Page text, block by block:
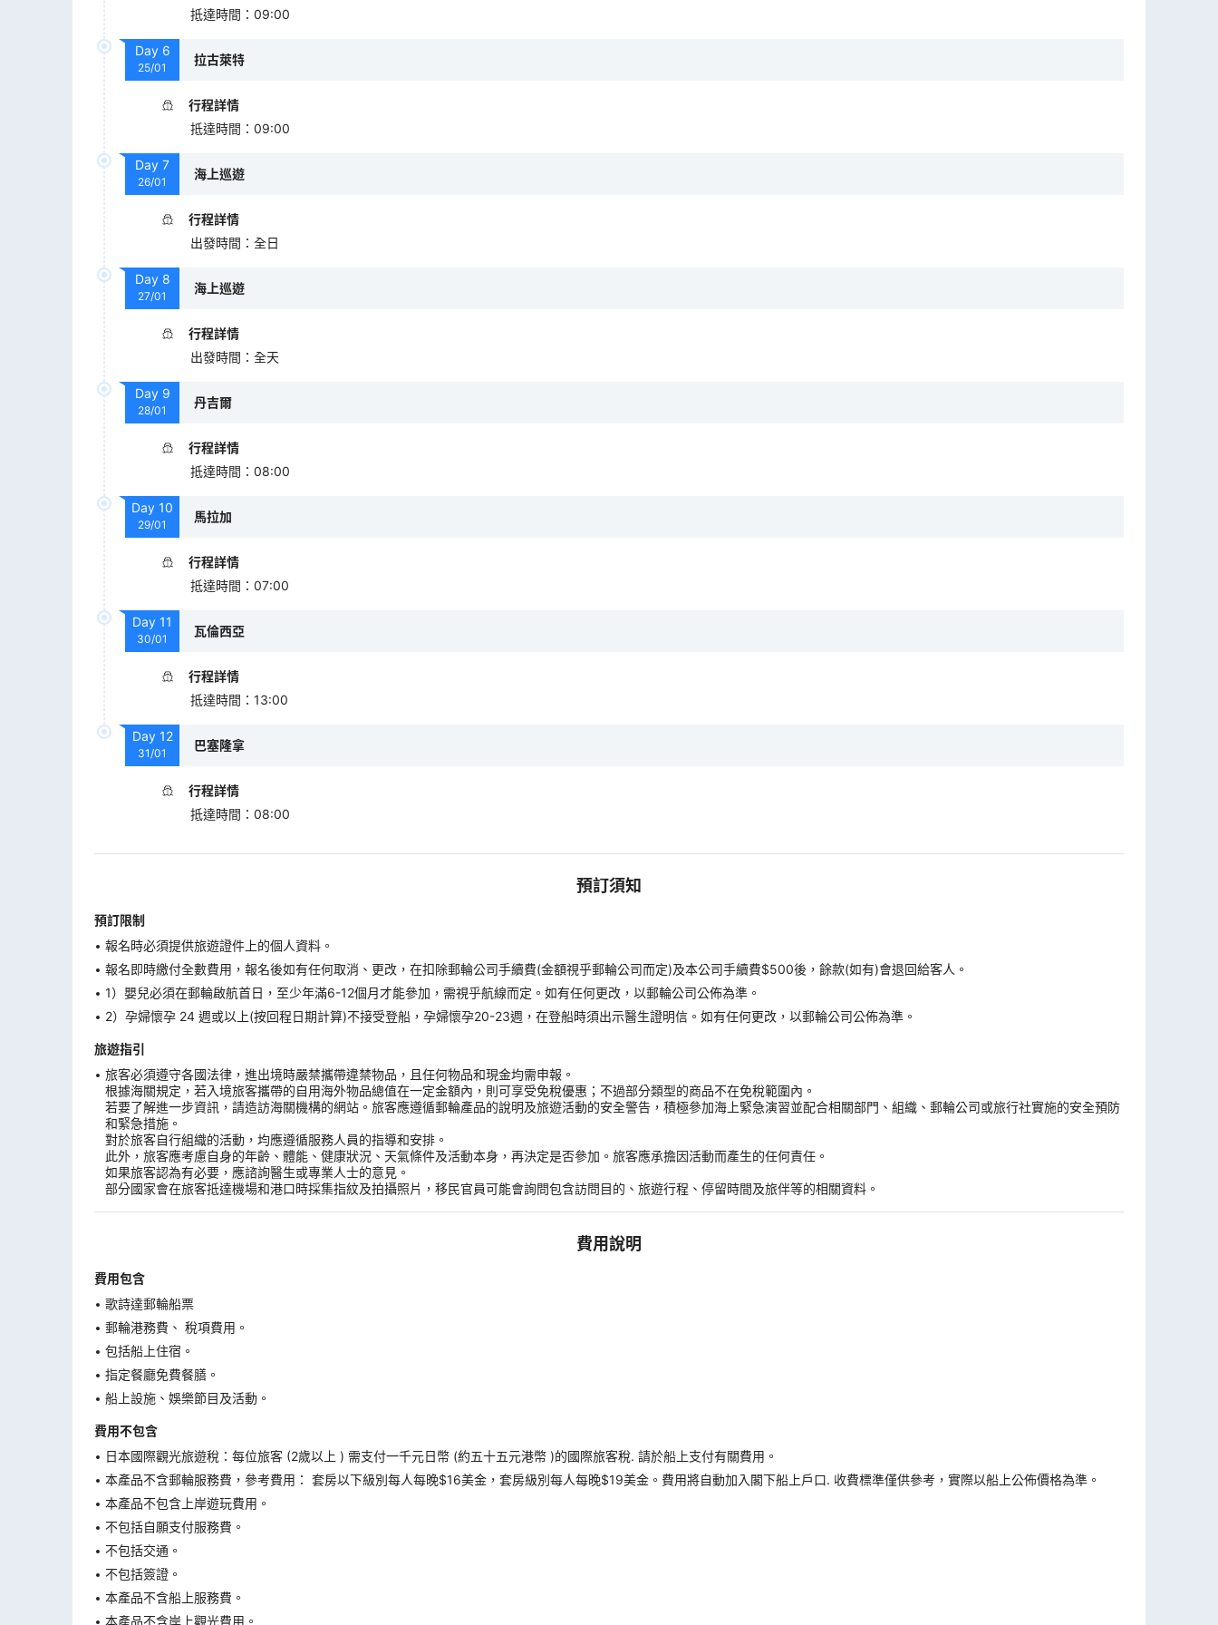
抵達時間 ： 09:00
Day 6
25/01
拉古萊特
行程詳情
抵達時間 ： 09:00
Day 7
26/01
海上巡遊
行程詳情
出發時間 ： 全日
Day 8
27/01
海上巡遊
行程詳情
出發時間 ： 全天
Day 9
28/01
丹吉爾
行程詳情
抵達時間 ： 08:00
Day 10
29/01
馬拉加
行程詳情
抵達時間 ： 07:00
Day 11
30/01
瓦倫西亞
行程詳情
抵達時間 ： 13:00
Day 12
31/01
巴塞隆拿
行程詳情
抵達時間 ： 08:00
預訂須知
預訂限制
報名時必須提供旅遊證件上的個人資料。
報名即時繳付全數費用，報名後如有任何取消、更改，在扣除郵輪公司手續費(金額視乎郵輪公司而定)及本公司手續費$500後，餘款(如有)會退回給客人。
1）嬰兒必須在郵輪啟航首日，至少年滿6-12個月才能參加，需視乎航線而定。如有任何更改，以郵輪公司公佈為準。
2）孕婦懷孕 24 週或以上(按回程日期計算)不接受登船，孕婦懷孕20-23週，在登船時須出示醫生證明信。如有任何更改，以郵輪公司公佈為準。
旅遊指引
旅客必須遵守各國法律，進出境時嚴禁攜帶違禁物品，且任何物品和現金均需申報。
根據海關規定，若入境旅客攜帶的自用海外物品總值在一定金額內，則可享受免稅優惠；不過部分類型的商品不在免稅範圍內。
若要了解進一步資訊，請造訪海關機構的網站。旅客應遵循郵輪產品的說明及旅遊活動的安全警告，積極參加海上緊急演習並配合相關部門、組織、郵輪公司或旅行社實施的安全預防
和緊急措施。
對於旅客自行組織的活動，均應遵循服務人員的指導和安排。
此外，旅客應考慮自身的年齡、體能、健康狀況、天氣條件及活動本身，再決定是否參加。旅客應承擔因活動而產生的任何責任。
如果旅客認為有必要，應諮詢醫生或專業人士的意見。
部分國家會在旅客抵達機場和港口時採集指紋及拍攝照片，移民官員可能會詢問包含訪問目的、旅遊行程、停留時間及旅伴等的相關資料。
費用說明
費用包含
歌詩達郵輪船票
郵輪港務費、 稅項費用。
包括船上住宿。
指定餐廳免費餐膳。
船上設施、娛樂節目及活動。
費用不包含
日本國際觀光旅遊稅：每位旅客 (2歲以上 ) 需支付一千元日幣 (約五十五元港幣 )的國際旅客稅. 請於船上支付有關費用。
本產品不含郵輪服務費，參考費用： 套房以下級別每人每晚$16美金，套房級別每人每晚$19美金。費用將自動加入閣下船上戶口. 收費標準僅供參考，實際以船上公佈價格為準。
本產品不包含上岸遊玩費用。
不包括自願支付服務費。
不包括交通。
不包括簽證。
本產品不含船上服務費。
本產品不含岸上觀光費用。